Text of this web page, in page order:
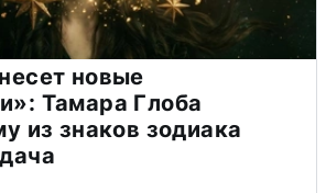
новые
Тамара Глоба
из знаков зодиака